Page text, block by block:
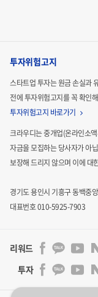
있으며, 초기 운영
투자 회수 위험
비상장주식 투자는
전문투자자로의 지
극히 제한적이며 배
범죄이력
본 온라인소액증권
요.
투자위험고지
스타트업 투자는 원금 손실과
전에 투자위험고지를 꼭 확인
투자위험고지 바로가기
크라우디는 중개업(온라인소
자금을 모집하는당사자가 아
보장해 드리지 않으며 이에 대
경기도 용인시 기흥구 동백중
대표번호 010-5925-7903
리워드
투자